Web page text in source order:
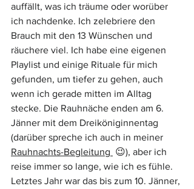
auffällt, was ich träume oder worüber
ich nachdenke. Ich zelebriere den
Brauch mit den 13 Wünschen und
räuchere viel. Ich habe eine eigenen
Playlist und einige Rituale für mich
gefunden, um tiefer zu gehen, auch
wenn ich gerade mitten im Alltag
stecke. Die Rauhnäche enden am 6.
Jänner mit dem Dreiköniginnentag
(darüber spreche ich auch in meiner
Rauhnachts-Begleitung 😉), aber ich
reise immer so lange, wie ich es fühle.
Letztes Jahr war das bis zum 10. Jänner,